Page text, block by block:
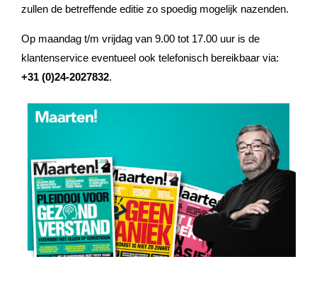
zullen de betreffende editie zo spoedig mogelijk nazenden.
Op maandag t/m vrijdag van 9.00 tot 17.00 uur is de
klantenservice eventueel ook telefonisch bereikbaar via:
+31 (0)24-2027832.